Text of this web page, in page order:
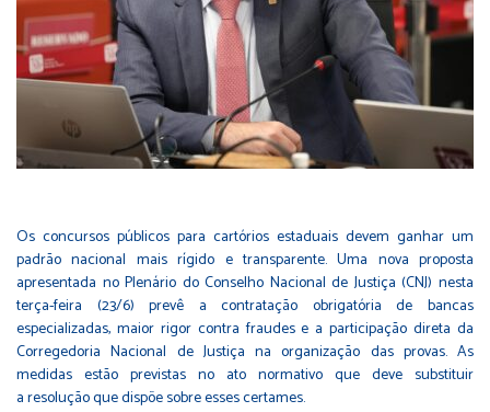
Os concursos públicos para cartórios estaduais devem ganhar um
padrão nacional mais rígido e transparente. Uma nova proposta
apresentada no Plenário do Conselho Nacional de Justiça (CNJ) nesta
terça-feira (23/6) prevê a contratação obrigatória de bancas
especializadas, maior rigor contra fraudes e a participação direta da
Corregedoria Nacional de Justiça na organização das provas. As
medidas estão previstas no ato normativo que deve substituir
aresoluçãoque dispõe sobre esses certames.